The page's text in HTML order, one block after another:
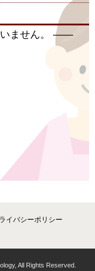
いません。 ――
イバシーポリシー
All Rights Reserved.